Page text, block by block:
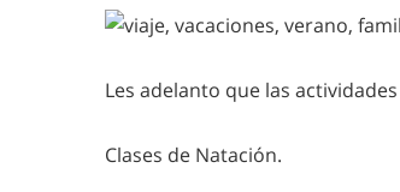
Les adelanto que las
Clases de Natación.